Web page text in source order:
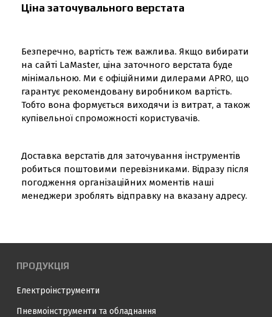
Ціна заточувального верстата
Безперечно, вартість теж важлива. Якщо вибирати
на сайті LaMaster, ціна заточного верстата буде
мінімальною. Ми є офіційними дилерами APRO, що
гарантує рекомендовану виробником вартість.
Тобто вона формується виходячи із витрат, а також
купівельної спроможності користувачів.
Доставка верстатів для заточування інструментів
робиться поштовими перевізниками. Відразу після
погодження організаційних моментів наші
менеджери зроблять відправку на вказану адресу.
ПРОДУКЦІЯ
Електроінструменти
Пневмоінструменти та обладнання